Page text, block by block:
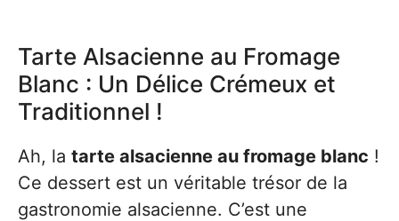
Tarte Alsacienne au Fromage
Blanc : Un Délice Crémeux et
Traditionnel !
Ah, la tarte alsacienne au fromage blanc !
Ce dessert est un véritable trésor de la
gastronomie alsacienne. C’est une